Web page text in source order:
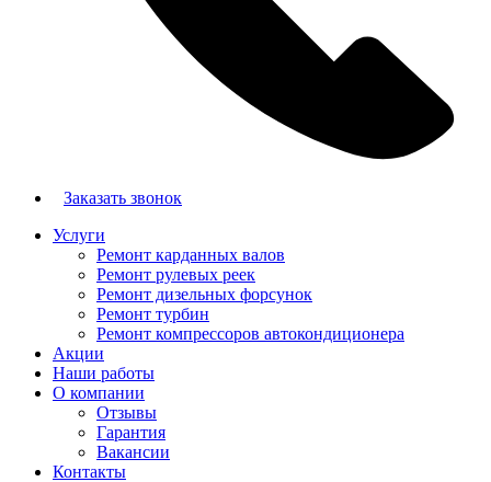
Заказать звонок
Услуги
Ремонт карданных валов
Ремонт рулевых реек
Ремонт дизельных форсунок
Ремонт турбин
Ремонт компрессоров автокондиционера
Акции
Наши работы
О компании
Отзывы
Гарантия
Вакансии
Контакты